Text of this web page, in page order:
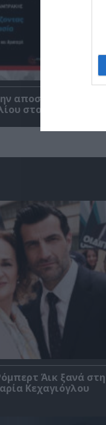
αποστασία,
στο
Άικ ξανά
Κεχαγιόγλου